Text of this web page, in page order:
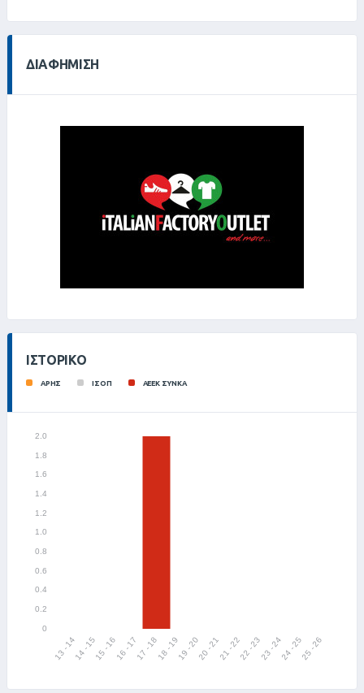
ΔΙΑΦΉΜΙΣΗ
ΙΣΤΟΡΙΚΌ
ΑΡΗΣ ΙΣΟΠ ΑΕΕΚ ΣΥΝΚΑ